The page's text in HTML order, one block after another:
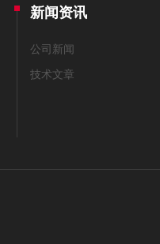
新闻资讯
公司新闻
技术文章